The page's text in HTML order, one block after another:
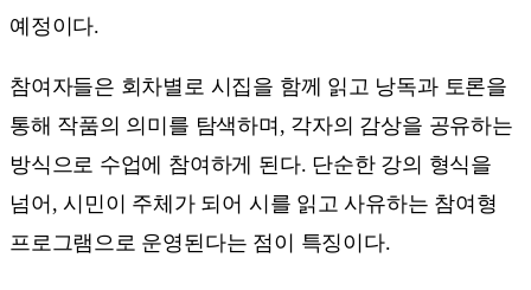
예정이다.
참여자들은 회차별로 시집을 함께 읽고 낭독과 토론을
통해 작품의 의미를 탐색하며, 각자의 감상을 공유하는
방식으로 수업에 참여하게 된다. 단순한 강의 형식을
넘어, 시민이 주체가 되어 시를 읽고 사유하는 참여형
프로그램으로 운영된다는 점이 특징이다.